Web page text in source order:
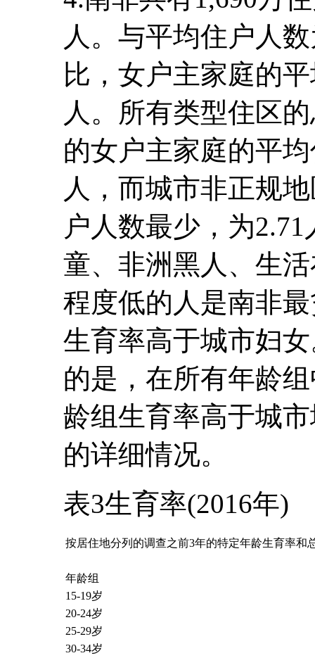
人。与平均住户人
比，女户主家庭的
人。所有类型住区
的女户主家庭的平
人，而城市非正规
户人数最少，为
童、非洲黑人、生
程度低的人是南非
生育率高于城市妇
的是，在所有年龄
龄组生育率高于城
的详细情况。
表3生育率(2016年)
按居住地分列的调查之前3年的特定年龄生育率和
年龄组
15-19岁
20-24岁
25-29岁
30-34岁